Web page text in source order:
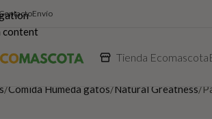
content
Envío
Tienda Ecomascota
Comida Húmeda gatos Natural Greatness